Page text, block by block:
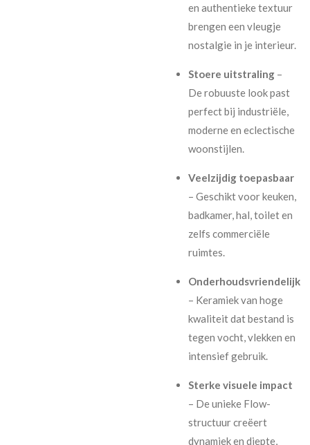
en authentieke textuur
brengen een vleugje
nostalgie in je interieur.
Stoere uitstraling–
De robuuste look past
perfect bij industriële,
moderne en eclectische
woonstijlen.
Veelzijdig toepasbaar
– Geschikt voor keuken,
badkamer, hal, toilet en
zelfs commerciële
ruimtes.
Onderhoudsvriendelijk
– Keramiek van hoge
kwaliteit dat bestand is
tegen vocht, vlekken en
intensief gebruik.
Sterke visuele impact
– De unieke Flow-
structuur creëert
dynamiek en diepte,